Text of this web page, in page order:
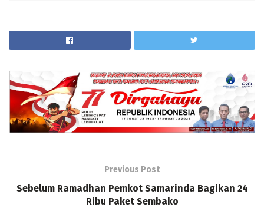
Previous Post
Sebelum Ramadhan Pemkot Samarinda Bagikan 24
Ribu Paket Sembako